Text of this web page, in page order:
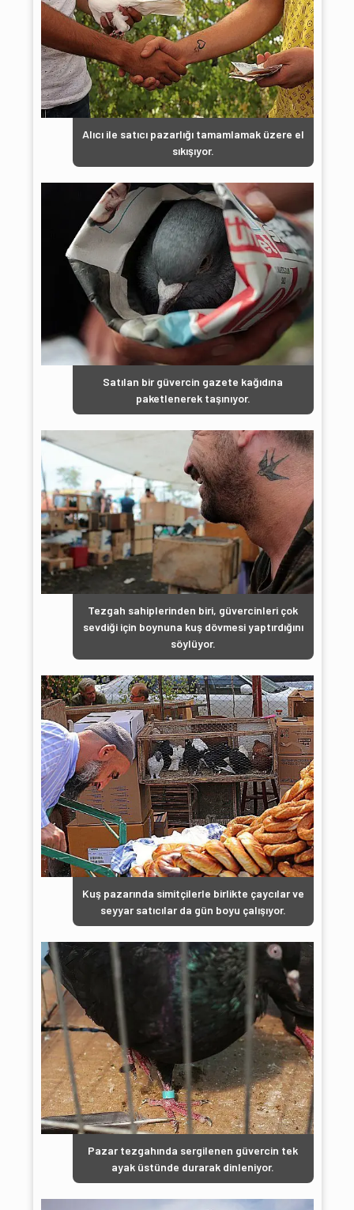
Alıcı ile satıcı pazarlığı tamamlamak üzere el
sıkışıyor.
Satılan bir güvercin gazete kağıdına
paketlenerek taşınıyor.
Tezgah sahiplerinden biri, güvercinleri çok
sevdiği için boynuna kuş dövmesi yaptırdığını
söylüyor.
Kuş pazarında simitçilerle birlikte çaycılar ve
seyyar satıcılar da gün boyu çalışıyor.
Pazar tezgahında sergilenen güvercin tek
ayak üstünde durarak dinleniyor.